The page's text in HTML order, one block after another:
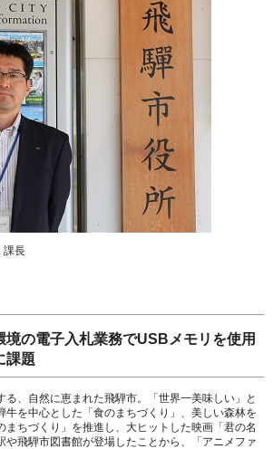
課長
境の電子入札業務でUSBメモリを使用
課題
、自然に恵まれた飛騨市。「世界一美味しい」と
牛を中心とした「食のまちづくり」、美しい森林を
まちづくり」を推進し、大ヒットした映画「君の名
や飛騨市図書館が登場したことから、「アニメファ